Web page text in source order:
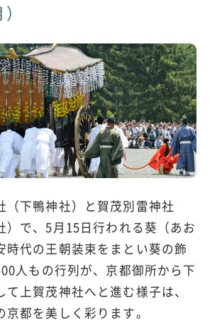
（下鴨神社）と賀茂別雷神社
）で、5月15日行われる葵（あお
時代の王朝装束をまとい葵の飾
人もの行列が、京都御所から下
て上賀茂神社へと進む様子は、
都を美しく彩ります。